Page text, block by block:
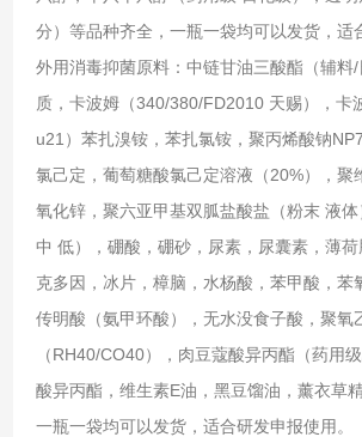
分）等品种齐全，一瓶一袋均可以发货，适
外用消毒抑菌原料：中链甘油三酸酯（辅料
质，卡波姆（340/380/FD2010 天赐），卡
u21）苯扎溴铵，苯扎氯铵，聚丙烯酸钠
氯己定，葡萄糖酸氯己定溶液（20%），聚
氧化锌，聚六亚甲基双胍盐酸盐（粉末 液
中 低），硼酸，硼砂，尿素，尿囊素，薄
克多因，冰片，樟脑，水杨酸，苯甲酸，苯
传明酸（氨甲环酸），无水没食子酸，聚氧
（RH40/CO40），肉豆蔻酸异丙酯（药用
酸异丙酯，维生素E油，黑豆馏油，薰衣草
一瓶一袋均可以发货，适合研发申报使用。